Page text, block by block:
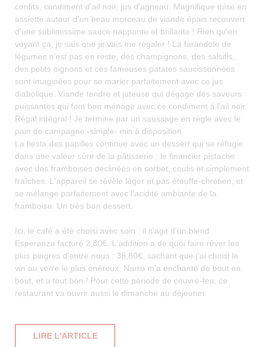
confits, condiment d'ail noir, jus d'agneau. Magnifique mise en
assiette autour d'un beau morceau de viande épais recouvert
d'une sublimissime sauce nappante et brillante ! Rien qu'en
voyant ça, je sais que je vais me régaler ! La farandole de
légumes n'est pas en reste, des champignons, des salsifis,
des petits oignons et ces fameuses patates saucissonnées
sont imaginées pour se marier parfaitement avec ce jus
diabolique. Viande tendre et juteuse qui dégage des saveurs
puissantes qui font bon ménage avec ce condiment à l'ail noir.
Régal intégral ! Je termine par un saussage en règle avec le
pain de campagne -simple- mis à disposition.
La fiesta des papilles continue avec un dessert qui se réfugie
dans une valeur sûre de la pâtisserie : le financier pistache
avec des framboises déclinées en sorbet, coulis et simplement
fraîches. L'appareil se révèle léger et pas étouffe-chrétien, et
se mélange parfaitement avec l'acidité ambiante de la
framboise. Un très bon dessert.
Ici, le café a été choisi avec soin : il s'agit d'un blend
Esperanza facturé 2,80€. L'addition a de quoi faire rêver les
plus pingres d'entre nous : 38,80€, sachant que j'ai choisi le
vin au verre le plus onéreux. Narro m'a enchanté de bout en
bout, et a tout bon ! Pour cette période de couvre-feu, ce
restaurant va ouvrir aussi le dimanche au déjeuner.
LIRE L'ARTICLE((OUVRE UNE NOUVELLE FENÊTRE))